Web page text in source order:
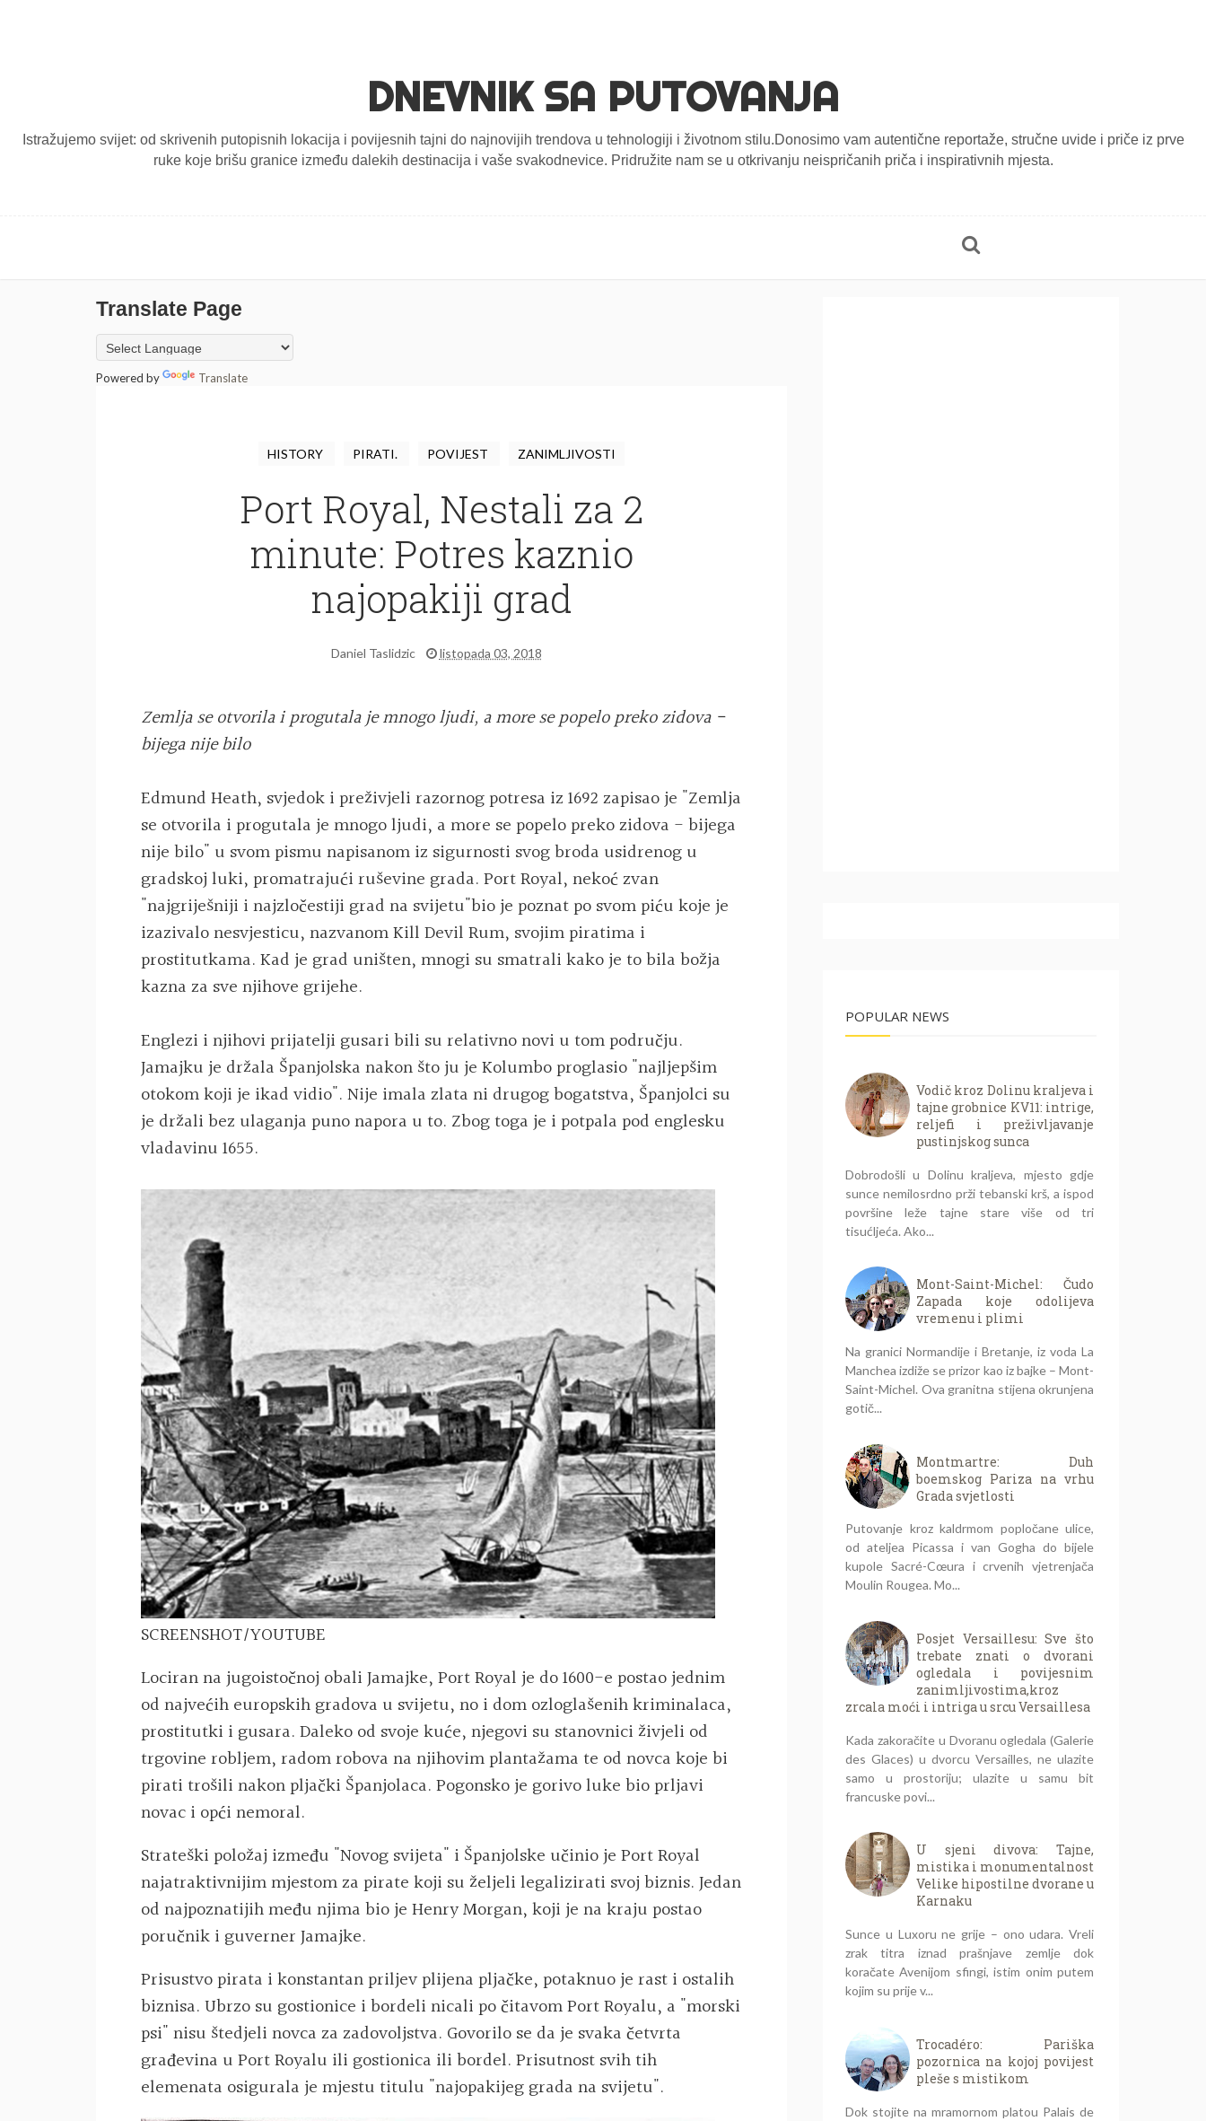
DNEVNIK SA PUTOVANJA
Istražujemo svijet: od skrivenih putopisnih lokacija i povijesnih tajni do najnovijih trendova u tehnologiji i životnom stilu.Donosimo vam autentične reportaže, stručne uvide i priče iz prve
ruke koje brišu granice između dalekih destinacija i vaše svakodnevice. Pridružite nam se u otkrivanju neispričanih priča i inspirativnih mjesta.
Translate Page
Powered by Translate
HISTORY PIRATI. POVIJEST ZANIMLJIVOSTI
Port Royal, Nestali za 2
minute: Potres kaznio
najopakiji grad
Daniel Taslidzic listopada 03, 2018
Zemlja se otvorila i progutala je mnogo ljudi, a more se popelo preko zidova -
bijega nije bilo
Edmund Heath, svjedok i preživjeli razornog potresa iz 1692 zapisao je "Zemlja
se otvorila i progutala je mnogo ljudi, a more se popelo preko zidova - bijega
nije bilo" u svom pismu napisanom iz sigurnosti svog broda usidrenog u
gradskoj luki, promatrajući ruševine grada. Port Royal, nekoć zvan
"najgriješniji i najzločestiji grad na svijetu"bio je poznat po svom piću koje je
izazivalo nesvjesticu, nazvanom Kill Devil Rum, svojim piratima i
prostitutkama. Kad je grad uništen, mnogi su smatrali kako je to bila božja
kazna za sve njihove grijehe.
Englezi i njihovi prijatelji gusari bili su relativno novi u tom području.
Jamajku je držala Španjolska nakon što ju je Kolumbo proglasio "najljepšim
otokom koji je ikad vidio". Nije imala zlata ni drugog bogatstva, Španjolci su
je držali bez ulaganja puno napora u to. Zbog toga je i potpala pod englesku
vladavinu 1655.
SCREENSHOT/YOUTUBE
Lociran na jugoistočnoj obali Jamajke, Port Royal je do 1600-e postao jednim
od najvećih europskih gradova u svijetu, no i dom ozloglašenih kriminalaca,
prostitutki i gusara. Daleko od svoje kuće, njegovi su stanovnici živjeli od
trgovine robljem, radom robova na njihovim plantažama te od novca koje bi
pirati trošili nakon pljački Španjolaca. Pogonsko je gorivo luke bio prljavi
novac i opći nemoral.
Strateški položaj između "Novog svijeta" i Španjolske učinio je Port Royal
najatraktivnijim mjestom za pirate koji su željeli legalizirati svoj biznis. Jedan
od najpoznatijih među njima bio je Henry Morgan, koji je na kraju postao
poručnik i guverner Jamajke.
Prisustvo pirata i konstantan priljev plijena pljačke, potaknuo je rast i ostalih
biznisa. Ubrzo su gostionice i bordeli nicali po čitavom Port Royalu, a "morski
psi" nisu štedjeli novca za zadovoljstva. Govorilo se da je svaka četvrta
građevina u Port Royalu ili gostionica ili bordel. Prisutnost svih tih
elemenata osigurala je mjestu titulu "najopakijeg grada na svijetu".
POPULAR NEWS
Vodič kroz Dolinu kraljeva i
tajne grobnice KV11: intrige,
reljefi i preživljavanje
pustinjskog sunca
Dobrodošli u Dolinu kraljeva, mjesto gdje
sunce nemilosrdno prži tebanski krš, a ispod
površine leže tajne stare više od tri
tisućljeća. Ako...
Mont-Saint-Michel: Čudo
Zapada koje odolijeva
vremenu i plimi
Na granici Normandije i Bretanje, iz voda La
Manchea izdiže se prizor kao iz bajke – Mont-
Saint-Michel. Ova granitna stijena okrunjena
gotič...
Montmartre: Duh
boemskog Pariza na vrhu
Grada svjetlosti
Putovanje kroz kaldrmom popločane ulice,
od ateljea Picassa i van Gogha do bijele
kupole Sacré-Cœura i crvenih vjetrenjača
Moulin Rougea. Mo...
Posjet Versaillesu: Sve što
trebate znati o dvorani
ogledala i povijesnim
zanimljivostima,kroz
zrcala moći i intriga u srcu Versaillesa
Kada zakoračite u Dvoranu ogledala (Galerie
des Glaces) u dvorcu Versailles, ne ulazite
samo u prostoriju; ulazite u samu bit
francuske povi...
U sjeni divova: Tajne,
mistika i monumentalnost
Velike hipostilne dvorane u
Karnaku
Sunce u Luxoru ne grije – ono udara. Vreli
zrak titra iznad prašnjave zemlje dok
koračate Avenijom sfingi, istim onim putem
kojim su prije v...
Trocadéro: Pariška
pozornica na kojoj povijest
pleše s mistikom
Dok stojite na mramornom platou Palais de